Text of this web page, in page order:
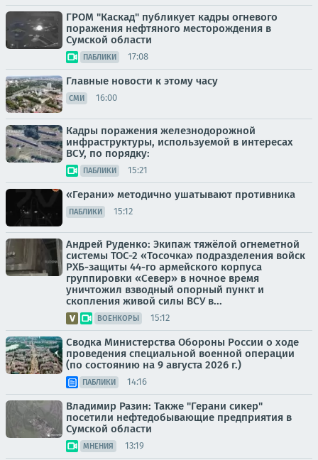
ГРОМ "Каскад" публикует кадры огневого
поражения нефтяного месторождения в
Сумской области
ПАБЛИКИ 17:08
Главные новости к этому часу
СМИ 16:00
Кадры поражения железнодорожной
инфраструктуры, используемой в интересах
ВСУ, по порядку:
ПАБЛИКИ 15:21
«Герани» методично ушатывают противника
ПАБЛИКИ 15:12
Андрей Руденко: Экипаж тяжёлой огнеметной
системы ТОС-2 «Тосочка» подразделения войск
РХБ-защиты 44-го армейского корпуса
группировки «Север» в ночное время
уничтожил взводный опорный пункт и
скопления живой силы ВСУ в...
ВОЕНКОРЫ 15:12
Сводка Министерства Обороны России о ходе
проведения специальной военной операции
(по состоянию на 9 августа 2026 г.)
ПАБЛИКИ 14:16
Владимир Разин: Также "Герани сикер"
посетили нефтедобывающие предприятия в
Сумской области
МНЕНИЯ 13:19